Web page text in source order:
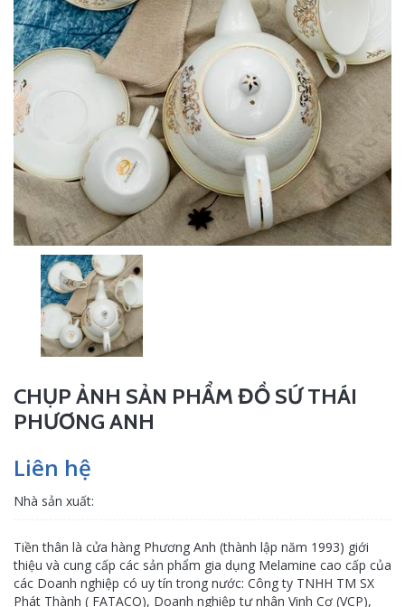
CHỤP ẢNH SẢN PHẨM ĐỒ SỨ THÁI
PHƯƠNG ANH
Liên hệ
Nhà sản xuất:
Tiền thân là cửa hàng Phương Anh (thành lập năm 1993) giới
thiệu và cung cấp các sản phẩm gia dụng Melamine cao cấp của
các Doanh nghiệp có uy tín trong nước: Công ty TNHH TM SX
Phát Thành ( FATACO), Doanh nghiệp tư nhân Vinh Cơ (VCP),